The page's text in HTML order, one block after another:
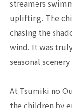
streamers
uplifting. The
chasing the
wind. It was
seasonal
At Tsumiki no
the children by